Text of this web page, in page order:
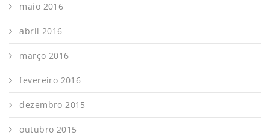
maio 2016
abril 2016
março 2016
fevereiro 2016
dezembro 2015
outubro 2015